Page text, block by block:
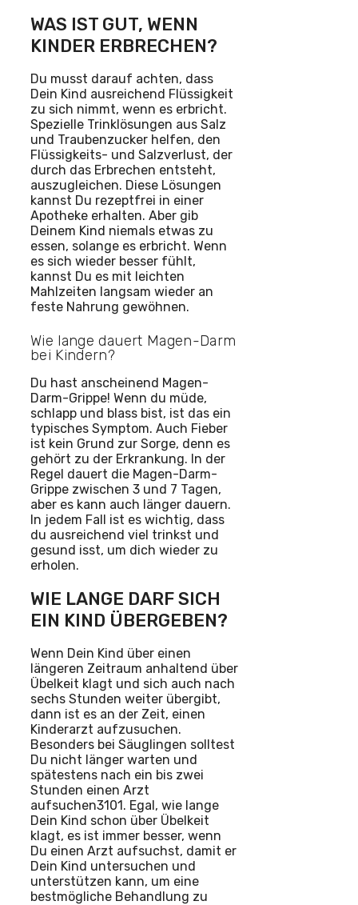
WAS IST GUT, WENN
KINDER ERBRECHEN?
Du musst darauf achten, dass
Dein Kind ausreichend Flüssigkeit
zu sich nimmt, wenn es erbricht.
Spezielle Trinklösungen aus Salz
und Traubenzucker helfen, den
Flüssigkeits- und Salzverlust, der
durch das Erbrechen entsteht,
auszugleichen. Diese Lösungen
kannst Du rezeptfrei in einer
Apotheke erhalten. Aber gib
Deinem Kind niemals etwas zu
essen, solange es erbricht. Wenn
es sich wieder besser fühlt,
kannst Du es mit leichten
Mahlzeiten langsam wieder an
feste Nahrung gewöhnen.
Wie lange dauert Magen-Darm
bei Kindern?
Du hast anscheinend Magen-
Darm-Grippe! Wenn du müde,
schlapp und blass bist, ist das ein
typisches Symptom. Auch Fieber
ist kein Grund zur Sorge, denn es
gehört zu der Erkrankung. In der
Regel dauert die Magen-Darm-
Grippe zwischen 3 und 7 Tagen,
aber es kann auch länger dauern.
In jedem Fall ist es wichtig, dass
du ausreichend viel trinkst und
gesund isst, um dich wieder zu
erholen.
WIE LANGE DARF SICH
EIN KIND ÜBERGEBEN?
Wenn Dein Kind über einen
längeren Zeitraum anhaltend über
Übelkeit klagt und sich auch nach
sechs Stunden weiter übergibt,
dann ist es an der Zeit, einen
Kinderarzt aufzusuchen.
Besonders bei Säuglingen solltest
Du nicht länger warten und
spätestens nach ein bis zwei
Stunden einen Arzt
aufsuchen3101. Egal, wie lange
Dein Kind schon über Übelkeit
klagt, es ist immer besser, wenn
Du einen Arzt aufsuchst, damit er
Dein Kind untersuchen und
unterstützen kann, um eine
bestmögliche Behandlung zu